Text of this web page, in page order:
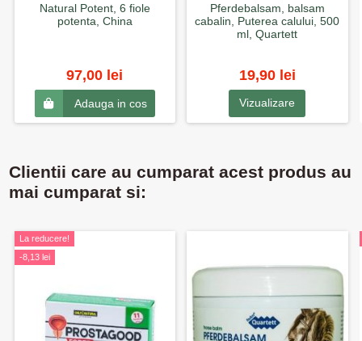
Natural Potent, 6 fiole
potenta, China
97,00 lei
Adauga in cos
Pferdebalsam, balsam
cabalin, Puterea calului, 500
ml, Quartett
19,90 lei
Vizualizare
Clientii care au cumparat acest produs au
mai cumparat si:
La reducere!
-8,13 lei